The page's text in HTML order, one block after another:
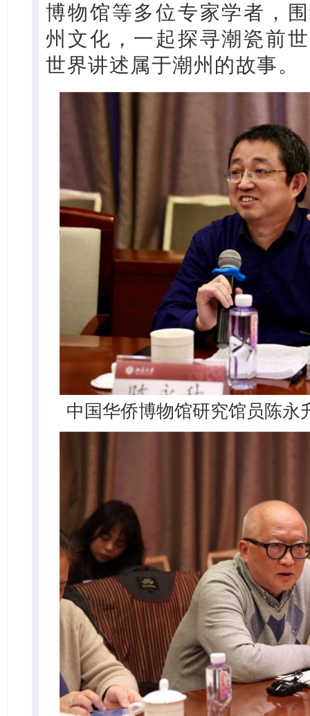
博物馆等多位专家学者，
州文化，一起探寻潮瓷前
世界讲述属于潮州的故事。
中国华侨博物馆研究馆员陈永